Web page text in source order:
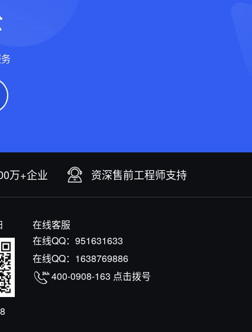
万+企业 资深售前工程师支持
在线客服
在线QQ： 951631633
在线QQ： 1638769886
400-0908-163 点击拨号